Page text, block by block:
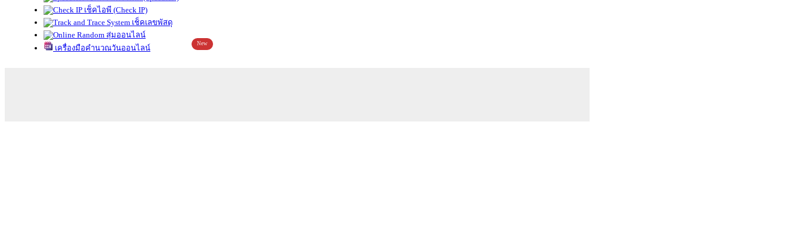
เช็คไอพี (Check IP)
เช็คเลขพัสดุ
สุ่มออนไลน์
เครื่องมือคำนวณวันออนไลน์
New